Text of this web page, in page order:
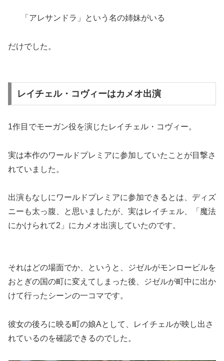
「アレサンドラ」という名の姉妹がいる
だけでした。
レイチェル・コヴィーはカメオ出演
1作目でモーガン役を演じたレイチェル・コヴィー。
実は本作のワールドプレミアに参加していたことが目撃さ
れていました。
出演もなしにワールドプレミアに参加できるとは、ディズ
ニーも太っ腹、と思いましたが、実はレイチェル、「魔法
にかけられて2」にカメオ出演していたのです。
それはどの場面でか、というと、ジゼルがモンロービルを
おとぎの国の町に変えてしまった後、ジゼルが町中に出か
けて行ったシーンの一コマです。
彼女の後ろに映る町の娘Aとして、レイチェルが映し出さ
れているのを確認できるのでした。